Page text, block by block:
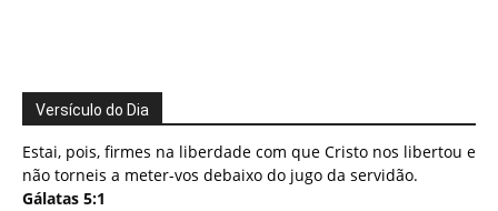
Versículo do Dia
Estai, pois, firmes na liberdade com que Cristo nos libertou e
não torneis a meter-vos debaixo do jugo da servidão.
Gálatas 5:1